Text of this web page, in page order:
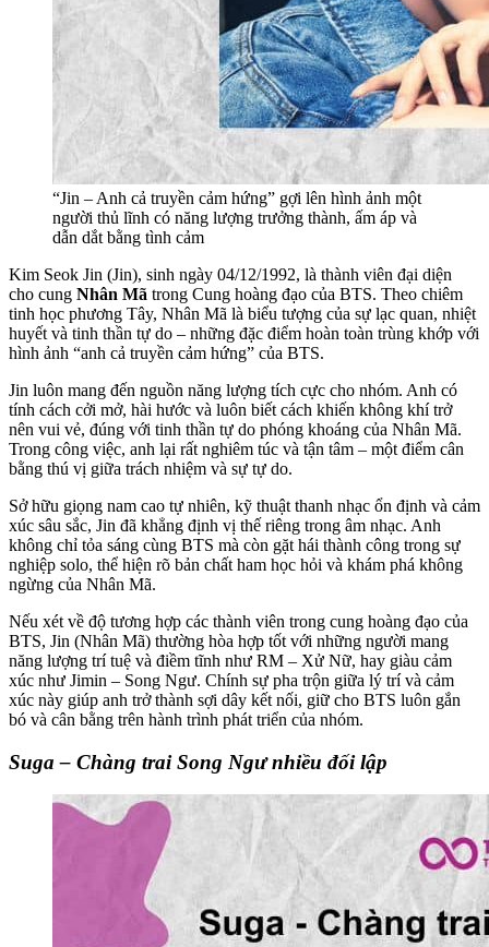
“Jin – Anh cả truyền cảm hứng” gợi lên hình ảnh một
người thủ lĩnh có năng lượng trưởng thành, ấm áp và
dẫn dắt bằng tình cảm
Kim Seok Jin (Jin), sinh ngày 04/12/1992, là thành viên đại diện
cho cung Nhân Mã trong Cung hoàng đạo của BTS. Theo chiêm
tinh học phương Tây, Nhân Mã là biểu tượng của sự lạc quan, nhiệt
huyết và tinh thần tự do – những đặc điểm hoàn toàn trùng khớp với
hình ảnh “anh cả truyền cảm hứng” của BTS.
Jin luôn mang đến nguồn năng lượng tích cực cho nhóm. Anh có
tính cách cởi mở, hài hước và luôn biết cách khiến không khí trở
nên vui vẻ, đúng với tinh thần tự do phóng khoáng của Nhân Mã.
Trong công việc, anh lại rất nghiêm túc và tận tâm – một điểm cân
bằng thú vị giữa trách nhiệm và sự tự do.
Sở hữu giọng nam cao tự nhiên, kỹ thuật thanh nhạc ổn định và cảm
xúc sâu sắc, Jin đã khẳng định vị thế riêng trong âm nhạc. Anh
không chỉ tỏa sáng cùng BTS mà còn gặt hái thành công trong sự
nghiệp solo, thể hiện rõ bản chất ham học hỏi và khám phá không
ngừng của Nhân Mã.
Nếu xét về độ tương hợp các thành viên trong cung hoàng đạo của
BTS, Jin (Nhân Mã) thường hòa hợp tốt với những người mang
năng lượng trí tuệ và điềm tĩnh như RM – Xử Nữ, hay giàu cảm
xúc như Jimin – Song Ngư. Chính sự pha trộn giữa lý trí và cảm
xúc này giúp anh trở thành sợi dây kết nối, giữ cho BTS luôn gắn
bó và cân bằng trên hành trình phát triển của nhóm.
Suga – Chàng trai Song Ngư nhiều đối lập